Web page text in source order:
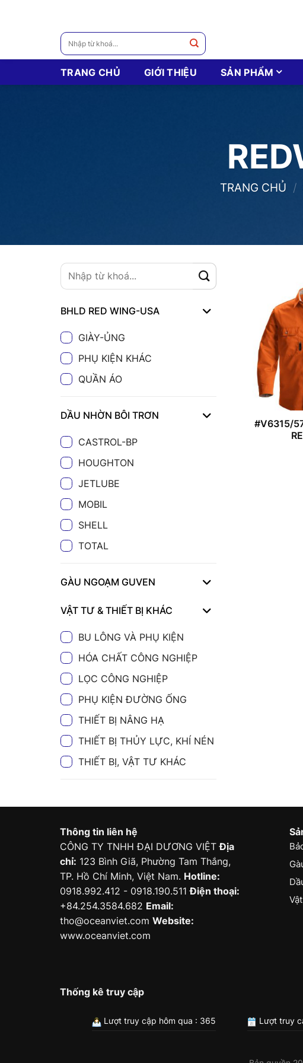
Tìm
kiếm:
TRANG CHỦ GIỚI THIỆU SẢN PHẨM
TRANG CHỦ /
BHLD RED WING-USA
GIÀY-ỦNG
PHỤ KIỆN KHÁC
QUẦN ÁO
DẦU NHỜN BÔI TRƠN
CASTROL-BP
HOUGHTON
JETLUBE
MOBIL
SHELL
TOTAL
GÀU NGOẠM GUVEN
VẬT TƯ & THIẾT BỊ KHÁC
BU LÔNG VÀ PHỤ KIỆN
HÓA CHẤT CÔNG NGHIỆP
LỌC CÔNG NGHIỆP
PHỤ KIỆN ĐƯỜNG ỐNG
THIẾT BỊ NÂNG HẠ
THIẾT BỊ THỦY LỰC, KHÍ NÉN
THIẾT BỊ, VẬT TƯ KHÁC
#V6315/
Thông tin liên hệ
CÔNG TY TNHH ĐẠI DƯƠNG VIỆTĐịa
chỉ: 123 Bình Giã, Phường Tam Thắng,
TP. Hồ Chí Minh, Việt Nam. Hotline:
0918.992.412 - 0918.190.511Điện thoại:
+84.254.3584.682 Email:
tho@oceanviet.com Website:
www.oceanviet.com
Thống kê truy cập
Lượt truy cập hôm qua : 365 Lượt truy